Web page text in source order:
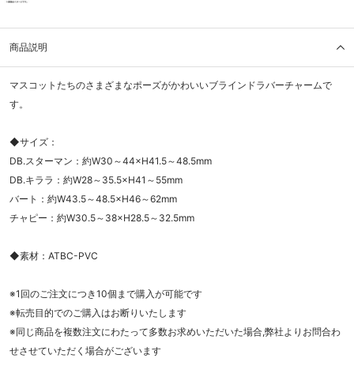
商品説明
マスコットたちのさまざまなポーズがかわいいブラインドラバーチャームで
す。
◆サイズ：
DB.スターマン：約W30～44×H41.5～48.5mm
DB.キララ：約W28～35.5×H41～55mm
バート：約W43.5～48.5×H46～62mm
チャピー：約W30.5～38×H28.5～32.5mm
◆素材：ATBC-PVC
※1回のご注文につき10個まで購入が可能です
※転売目的でのご購入はお断りいたします
※同じ商品を複数注文にわたって多数お求めいただいた場合,弊社よりお問合わ
せさせていただく場合がございます